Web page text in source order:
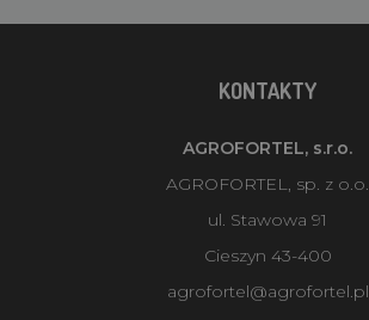
KONTAKTY
AGROFORTEL, s.r.o.
AGROFORTEL, sp. z o.o.
ul. Stawowa 91
Cieszyn 43-400
agrofortel@agrofortel.pl